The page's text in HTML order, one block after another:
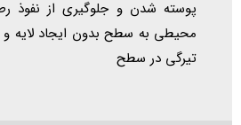
پوسته شدن و جلوگیری از نفوذ
محیطی به سطح بدون ایجاد لایه و
تیرگی در سطح